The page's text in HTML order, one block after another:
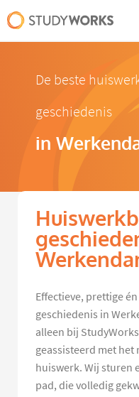
De beste
geschiedenis
in
Effectieve, prettige
geschiedenis in
alleen bij
geassisteerd met het
huiswerk. Wij sturen
pad, die volledig